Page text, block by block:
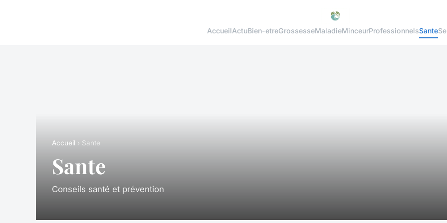
AccueilActuBien-etreGrossesseMaladieMinceurProfessionnelsSante
Accueil › Sante
Sante
Conseils santé et prévention